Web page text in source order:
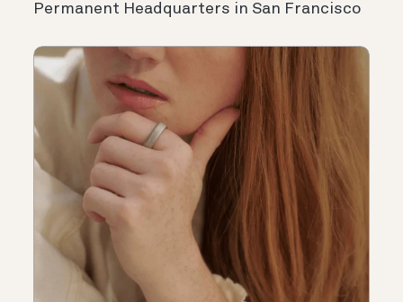
Permanent Headquarters in San Francisco